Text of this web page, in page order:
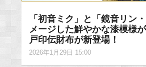
「初音ミク」と「鏡音リン
メージした鮮やかな漆模様
戸印伝財布が新登場！
2026年1月29日 15:00